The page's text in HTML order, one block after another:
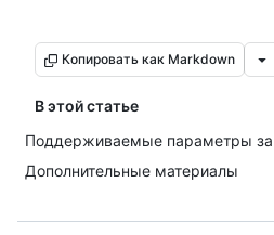
Копировать как Markdown
В этой статье
Поддерживаемые параметры
Дополнительные материалы